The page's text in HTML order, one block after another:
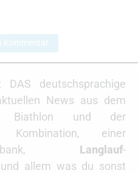
Kommentar
DAS deutschsprachige
News aus dem
Biathlon und der
Kombination, einer
Langlauf-
allem was du sonst